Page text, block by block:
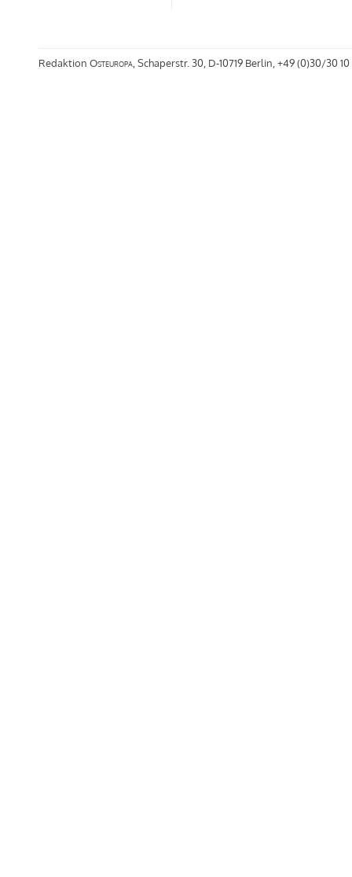
Redaktion Osteuropa, Schaperstr. 30, D-10719 Berlin, +49 (0)30/30